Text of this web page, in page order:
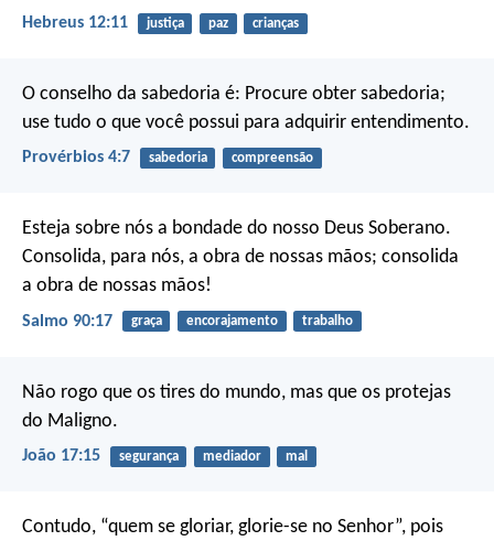
Hebreus 12:11 justiça paz crianças
O conselho da sabedoria é: Procure obter sabedoria;
use tudo o que você possui para adquirir entendimento.
Provérbios 4:7 sabedoria compreensão
Esteja sobre nós a bondade do nosso Deus Soberano.
Consolida, para nós, a obra de nossas mãos; consolida
a obra de nossas mãos!
Salmo 90:17 graça encorajamento trabalho
Não rogo que os tires do mundo, mas que os protejas
do Maligno.
João 17:15 segurança mediador mal
Contudo, “quem se gloriar, glorie-se no Senhor”, pois